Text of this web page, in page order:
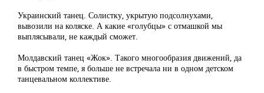
Украинский танец. Солистку, укрытую подсолнухами,
вывозили на коляске. А какие «голубцы» с отмашкой мы
выплясывали, не каждый сможет.
Молдавский танец «Жок». Такого многообразия движений, да
в быстром темпе, я больше не встречала ни в одном детском
танцевальном коллективе.